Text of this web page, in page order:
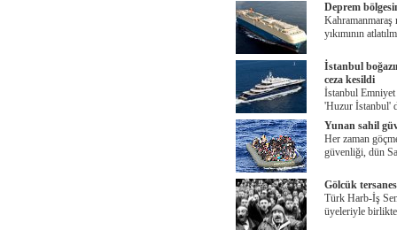
Deprem
Kahramanmaraş
yıkımının
İstanbul
ceza kesildi
İstanbul Emniyet
'Huzur İstanbul'
Yunan sahil
Her zaman
güvenliği, dün
Gölcük
Türk Harb-İş
üyeleriyle